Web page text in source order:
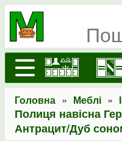
Головна » Меблі »
Полиця навісна
Антрацит/Дуб